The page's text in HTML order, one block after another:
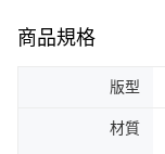
商品規格
版型
材質